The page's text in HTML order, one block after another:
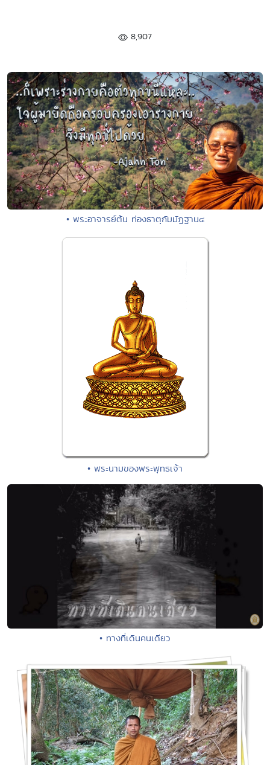
8,907
• พระอาจารย์ต้น ท่องธาตุกัมมัฏฐาน๔
• พระนามของพระพุทธเจ้า
• ทางที่เดินคนเดียว